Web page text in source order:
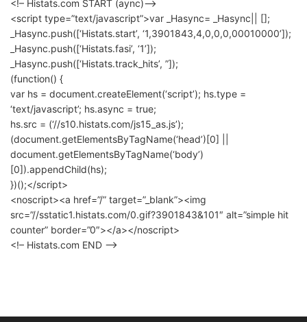
<!– Histats.com START (aync)–>
<script type=”text/javascript”>var _Hasync= _Hasync|| [];
_Hasync.push([‘Histats.start’, ‘1,3901843,4,0,0,0,00010000’]);
_Hasync.push([‘Histats.fasi’, ‘1’]);
_Hasync.push([‘Histats.track_hits’, ”]);
(function() {
var hs = document.createElement(‘script’); hs.type =
‘text/javascript’; hs.async = true;
hs.src = (‘//s10.histats.com/js15_as.js’);
(document.getElementsByTagName(‘head’)[0] ||
document.getElementsByTagName(‘body’)
[0]).appendChild(hs);
})();</script>
<noscript><a href=”/” target=”_blank”><img
src=”//sstatic1.histats.com/0.gif?3901843&101″ alt=”simple hit
counter” border=”0″></a></noscript>
<!– Histats.com END –>